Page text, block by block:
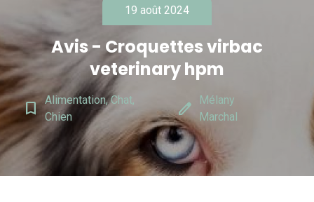
19 août 2024
Avis - Croquettes virbac
veterinary hpm
bookmark_border Alimentation, Chat,
Chien
edit
Mélany
Marchal